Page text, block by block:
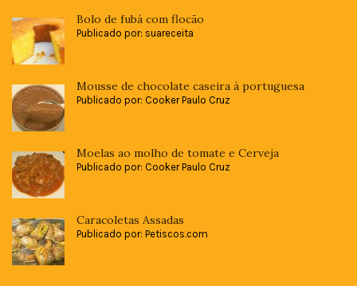
Bolo de fubá com flocão
Publicado por: suareceita
Mousse de chocolate caseira à portuguesa
Publicado por: Cooker Paulo Cruz
Moelas ao molho de tomate e Cerveja
Publicado por: Cooker Paulo Cruz
Caracoletas Assadas
Publicado por: Petiscos.com